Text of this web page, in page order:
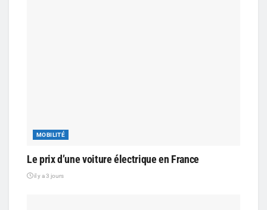
MOBILITÉ
Le prix d’une voiture électrique en France
il y a 3 jours